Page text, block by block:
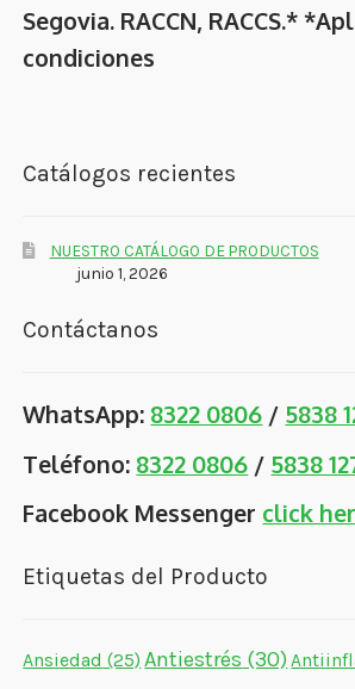
Segovia. RACCN, RACCS.*
condiciones
Catálogos recientes
NUESTRO CATÁLOGO DE PRODUCTOS
junio 1, 2026
Contáctanos
WhatsApp: 8322 0806 / 5838
Teléfono: 8322 0806 / 5838
Facebook Messenger click
Etiquetas del Producto
Ansiedad (25) Antiestrés (30)